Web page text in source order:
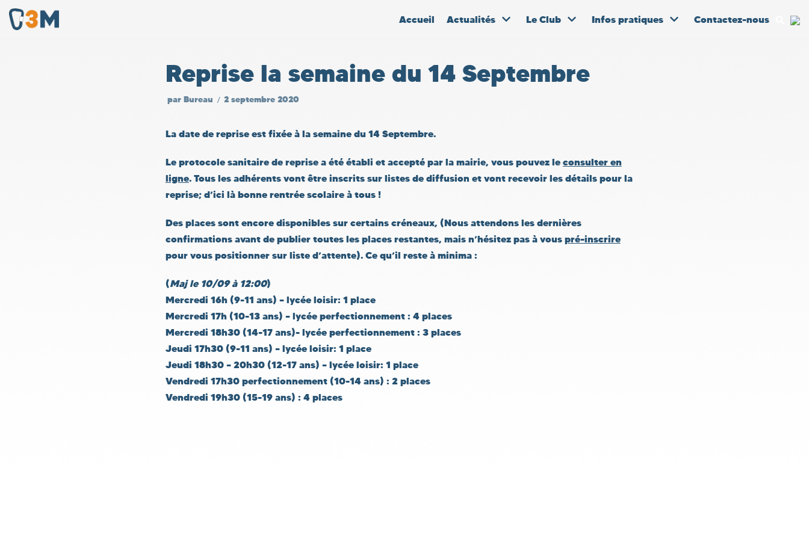
Aller
Accueil Actualités Le Club Infos pratiques Contactez-nous
Reprise la semaine du 14 Septembre
par Bureau 2 septembre 2020
La date de reprise est fixée à la semaine du 14 Septembre.
Le protocole sanitaire de reprise a été établi et accepté par la mairie, vous pouvez leconsulter en
ligne. Tous les adhérents vont être inscrits sur listes de diffusion et vont recevoir les détails pour la
reprise; d’ici là bonne rentrée scolaire à tous !
Des places sont encore disponiblessur certains créneaux, (Nous attendons les dernières
confirmations avant de publier toutes les places restantes, mais n’hésitez pas à vouspré-inscrire
pour vous positionner sur liste d’attente). Ce qu’il reste à minima :
(Maj le 10/09 à 12:00)
Mercredi 16h (9-11 ans) – lycée loisir: 1 place
Mercredi 17h (10-13 ans) – lycée perfectionnement : 4 places
Mercredi 18h30 (14-17 ans)- lycée perfectionnement : 3 places
Jeudi 17h30 (9-11 ans) – lycée loisir: 1 place
Jeudi 18h30 – 20h30 (12-17 ans) – lycée loisir: 1 place
Vendredi 17h30 perfectionnement (10-14 ans) : 2 places
Vendredi 19h30 (15-19 ans) : 4 places